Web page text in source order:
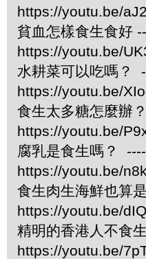
https://youtu.be/
貧血怎樣食生食好
https://youtu.be/
水耕菜可以吃嗎？
https://youtu.be/
食生太多糖怎麼辦
https://youtu.be/
腐乳是食生嗎？
https://youtu.be/
食生肉生海鮮也算
https://youtu.be/
精明的香港人不食
https://youtu.be/